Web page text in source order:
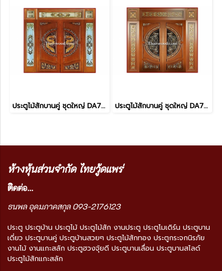
ประตูไม้สักบานคู่ ชุดใหญ่ DA7013 ประตูไม้สักบานคู่ ชุดใหญ่ DA7012
ห้างหุ้นส่วนจำกัด ไทยวู้ดแพร่
ติดต่อ...
ธนพล อุดมภาคสกุล 093-2176123
ประตู ประตูบ้าน ประตูไม้ ประตูไม้สัก งานประตู ประตูโมเดิร์น ประตูบาน
เดี่ยว ประตูบานคู่ ประตูบ้านสวยๆ ประตูไม้สักทอง ประตูกระจกนิรภัย
งานไม้ งานแกะสลัก ประตูฮวงจุ้ยดี ประตูบานเลื่อน ประตูบานสไลด์
ประตูไม้สักแกะสลัก